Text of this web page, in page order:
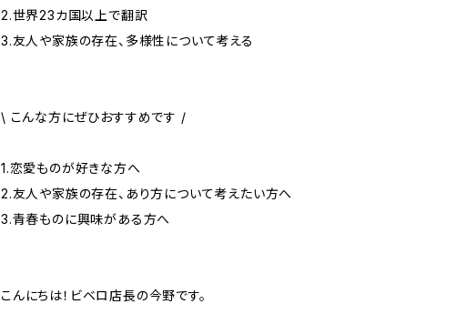
2.世界23カ国以上で翻訳
3.友人や家族の存在、多様性について考える
\ こんな方にぜひおすすめです /
1.恋愛ものが好きな方へ
2.友人や家族の存在、あり方について考えたい方へ
3.青春ものに興味がある方へ
こんにちは！ビベロ店長の今野です。